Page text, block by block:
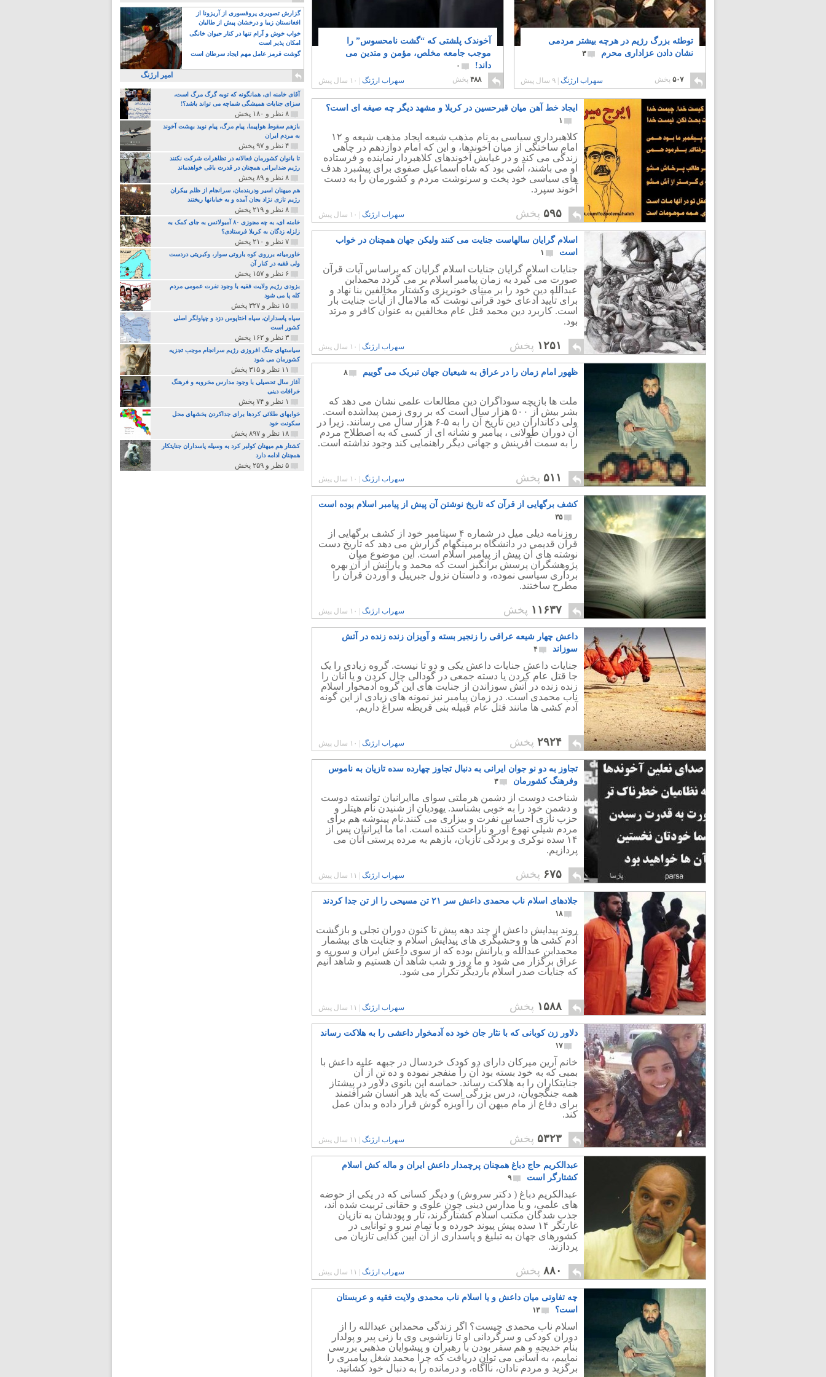
توطئه بزرگ رژیم در هرچه بیشتر مردمی
نشان دادن عزاداری محرم
۳
۵۰۷ پخش سهراب ارژنگ |۹ سال پیش
آخوندک پلشتی که “گشت نامحسوس” را
موجب جامعه مخلص، مؤمن و متدین می
داند!
۰
۴۸۸پخش سهراب ارژنگ ۱۰ سال پیش
ایجاد خط آهن میان قبرحسین در کربلا و مشهد دیگر چه صیغه ای است؟
۱
کلاهبرداری سیاسی به نام مذهب شیعه ایجاد مذهب شیعه و ۱۲
امام ساختگی از میان آخوندها، و این که امام دوازدهم در چاهی
زندگی می کند و در غیابش آخوندهای کلاهبردار نماینده و فرستاده
او می باشند، آشی بود که شاه اسماعیل صفوی برای پیشبرد هدف
های سیاسی خود پخت و سرنوشت مردم و کشورمان را به دست
آخوند سپرد.
۵۹۵ پخش سهراب ارژنگ ۱۰ سال پیش
اسلام گرایان سالهاست جنایت می کنند ولیکن جهان همچنان در خواب
است
۱
جنایات اسلام گرایان جنایات اسلام گرایان که براساس آیات قرآن
صورت می گیرد به زمان پیامبر اسلام بر می گردد محمدابن
عبدالله دین خود را بر مبنای خونریزی وکشتار مخالفین بنا نهاد و
برای تأیید ادعای خود قرآنی نوشت که مالامال از آیات جنایت بار
است. کاربرد دین محمد قتل عام مخالفین به عنوان کافر و مرتد
بود.
۱۲۵۱ پخش سهراب ارژنگ ۱۰ سال پیش
ظهور امام زمان را در عراق به شیعیان جهان تبریک می گوییم ۸
ملت ها بازیچه سوداگران دین مطالعات علمی نشان می دهد که
بشر بیش از ۵۰۰ هزار سال است که بر روی زمین پیداشده است.
ولی دکانداران دین تاریخ آن را به ۵-۶ هزار سال می رسانند. زیرا در
آن دوران طولانی ، پیامبر و نشانه ای از کسی که به اصطلاح مردم
را به سمت آفرینش و جهانی دیگر راهنمایی کند وجود نداشته است.
۵۱۱ پخش سهراب ارژنگ ۱۰ سال پیش
کشف برگهایی از قرآن که تاریخ نوشتن آن پیش از پیامبر اسلام بوده است
۳۵
روزنامه دیلی میل در شماره ۴ سپتامبر خود از کشف برگهایی از
قرآن قدیمی در دانشگاه برمینگهام گزارش می دهد که تاریخ دست
نوشته های آن پیش از پیامبر اسلام است. این موضوع میان
پژوهشگران پرسش برانگیز است که محمد و یارانش از آن بهره
برداری سیاسی نموده، و داستان نزول جبريیل و آوردن قرآن را
مطرح ساختند.
۱۱۶۳۷ پخش سهراب ارژنگ ۱۰ سال پیش
داعش چهار شیعه عراقی را زنجیر بسته و آویزان زنده زنده در آتش
سوزاند
۴
جنایات داعش جنایات داعش یکی و دو تا نیست. گروه زیادی را یک
جا قتل عام کردن یا دسته جمعی در گودالی چال کردن و یا آنان را
زنده زنده در آتش سوزاندن از جنایت های این گروه آدمخوار اسلام
ناب محمدی است. در زمان پیامبر نیز نمونه های زیادی از این گونه
آدم کشی ها مانند قتل عام قبیله بنی قریظه سراغ داریم.
۲۹۲۴ پخش سهراب ارژنگ ۱۰ سال پیش
تجاوز به دو نو جوان ایرانی به دنبال تجاوز چهارده سده تازیان به ناموس
وفرهنگ کشورمان
۳
شناخت دوست از دشمن هرملتی سوای ماایرانیان توانسته دوست
و دشمن خود را به خوبی بشناسد. یهودیان از شنیدن نام هیتلر و
حزب نازی احساس نفرت و بیزاری می کنند.نام پینوشه هم برای
مردم شیلی تهوع آور و ناراحت کننده است. اما ما ایرانیان پس از
۱۴ سده نوکری و بردگی تازیان، بازهم به مرده پرستی آنان می
پردازیم.
۶۷۵ پخش سهراب ارژنگ ۱۱ سال پیش
جلادهای اسلام ناب محمدی داعش سر ۲۱ تن مسیحی را از تن جدا کردند
۱۸
روند پیدایش داعش از چند دهه پیش تا کنون دوران تجلی و بازگشت
آدم کشی ها و وحشیگری های پیدایش اسلام و جنایت های بیشمار
محمدابن عبدالله و یارانش بوده که از سوی داعش ایران و سوریه و
عراق برگزار می شود و ما روز و شب شاهد آن هستیم و شاهد آنیم
که جنایات صدر اسلام باردیگر تکرار می شود.
۱۵۸۸ پخش سهراب ارژنگ ۱۱ سال پیش
دلاور زن کوبانی که با نثار جان خود ده آدمخوار داعشی را به هلاکت رساند
۱۷
خانم آرین میرکان دارای دو کودک خردسال در جبهه علیه داعش با
بمبی که به خود بسته بود آن را منفجر نموده و ده تن از آن
جنایتکاران را به هلاکت رساند. حماسه این بانوی دلاور در پیشتاز
همه جنگجویان، درس بزرگی است که باید هر انسان شرافتمند
برای دفاع از مام میهن آن را آویزه گوش قرار داده و بدان عمل
کند.
۵۳۲۳ پخش سهراب ارژنگ ۱۱ سال پیش
عبدالکریم حاج دباغ همچنان پرچمدار داعش ایران و ماله کش اسلام
کشتارگر است
۹
عبدالکریم دباغ ( دکتر سروش) و دیگر کسانی که در یکی از حوضه
های علمی، و یا مدارس دینی چون علوی و حقانی تربیت شده اند،
جذب شدگان مکتب اسلام کشتارگرند، تار و پودشان به تازیان
غارتگر ۱۴ سده پیش پیوند خورده و با تمام نیرو و توانایی در
کشورهای جهان به تبلیغ و پاسداری از آن آیین کذایی تازیان می
پردازند.
۸۸۰ پخش سهراب ارژنگ ۱۱ سال پیش
چه تفاوتی میان داعش و یا اسلام ناب محمدی ولایت فقیه و عربستان
است؟
۱۳
اسلام ناب محمدی چیست؟ اگر زندگی محمدابن عبدالله را از
دوران کودکی و سرگردانی او تا زناشویی وی با زنی پیر و پولدار
بنام خدیجه و هم سفر بودن با رهبران و پیشوایان مذهبی بررسی
نماییم، به آسانی می توان دریافت که چرا محمد شغل پیامبری را
برگزید و مردم نادان، ناآگاه، و درمانده را به دنبال خود کشانید.
گزارش تصویری پروفسوری از آریزونا از
افغانستان زیبا و درخشان پیش از طالبان
خواب خوش و آرام تنها در کنار حیوان خانگی
امکان پذیر است
گوشت قرمز عامل مهم ایجاد سرطان است
امیر ارژنگ
آقای خامنه ای، همانگونه که توبه گرگ مرگ است،
سزای جنایات همیشگی شماچه می تواند باشد؟!
۸ نظر و ۱۸۰ پخش
بازهم سقوط هواپیما، پیام مرگ، پیام نوید بهشت آخوند
به مردم ایران
۴ نظر و ۹۷ پخش
تا بانوان کشورمان فعالانه در تظاهرات شرکت نکنند
رژیم ضدایرانی همچنان در قدرت باقی خواهدماند
۸ نظر و ۸۹ پخش
هم میهنان اسیر ودربندمان، سرانجام از ظلم بیکران
رژیم تازی نژاد بجان آمده و به خبابانها ریختند
۸ نظر و ۲۱۹ پخش
خامنه ای، به چه مجوزی ۸۰ آمبولانس به جای کمک به
زلزله زدگان به کربلا فرستادی؟
۷ نظر و ۲۱۰ پخش
خاورمیانه برروی کوه باروتی سوار، وکبریتی دردست
ولی فقیه در کنار آن
۶ نظر و ۱۵۷ پخش
بزودی رژیم ولایت فقیه با وجود نفرت عمومی مردم
کله پا می شود
۱۵ نظر و ۳۲۷ پخش
سپاه پاسداران، سپاه اختاپوس دزد و چپاولگر اصلی
کشور است
۳ نظر و ۱۶۲ پخش
سیاستهای جنگ افروزی رژیم سرانجام موجب تجزیه
کشورمان می شود
۱۱ نظر و ۳۱۵ پخش
آغاز سال تحصیلی با وجود مدارس مخروبه و فرهنگ
خرافات دینی
۱ نظر و ۷۴ پخش
خوابهای طلائی کردها برای جداکردن بخشهای محل
سکونت خود
۱۸ نظر و ۸۹۷ پخش
کشتار هم میهنان کولبر کرد به وسیله پاسداران جنایتکار
همچنان ادامه دارد
۵ نظر و ۲۵۹ پخش